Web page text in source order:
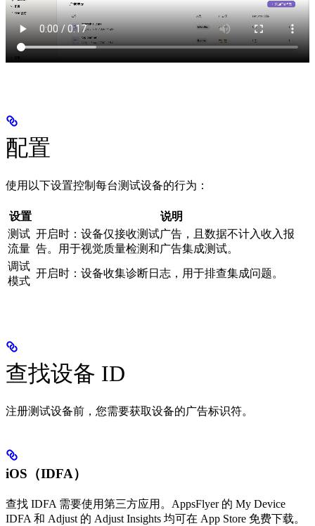
配置
使用以下设置控制每台测试设备的行为：
设置
说明
测试
流量
开启时：设备仅接收测试广告，且数据不计入收入报
告。用于视觉质量检测和广告集成测试。
调试
模式
开启时：设备收集诊断日志，用于排查集成问题。
查找设备 ID
注册测试设备前，您需要获取设备的广告标识符。
iOS（IDFA）
查找 IDFA 需要使用第三方应用。AppsFlyer 的 My Device
IDFA 和 Adjust 的 Adjust Insights 均可在 App Store 免费下载。